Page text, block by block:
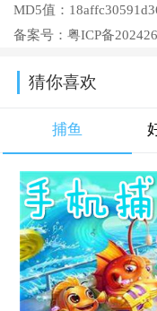
MD5值：
备案号： 粤ICP备
猜你喜欢
捕鱼